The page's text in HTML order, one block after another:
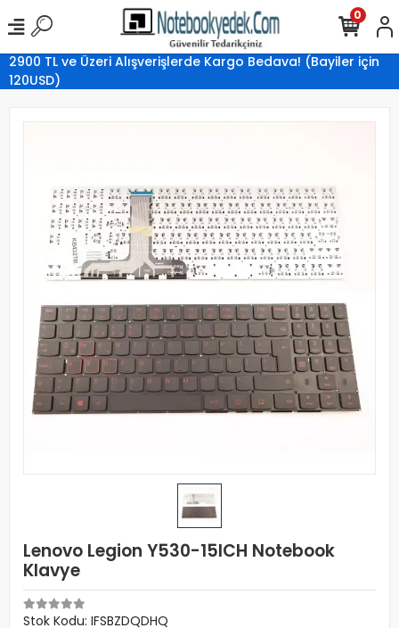
2900 TL ve Üzeri Alışverişlerde Kargo Bedava! (Bayiler için
120USD)
0
Lenovo Legion Y530-15ICH Notebook
Klavye
Stok Kodu: IFSBZDQDHQ